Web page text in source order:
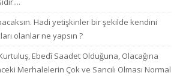
Hadi yetişkinler bir şekilde kendini
olanlar ne yapsın ?
Ebedî Saadet Olduğuna, Olacağına
Merhalelerin Çok ve Sancılı Olması Normal